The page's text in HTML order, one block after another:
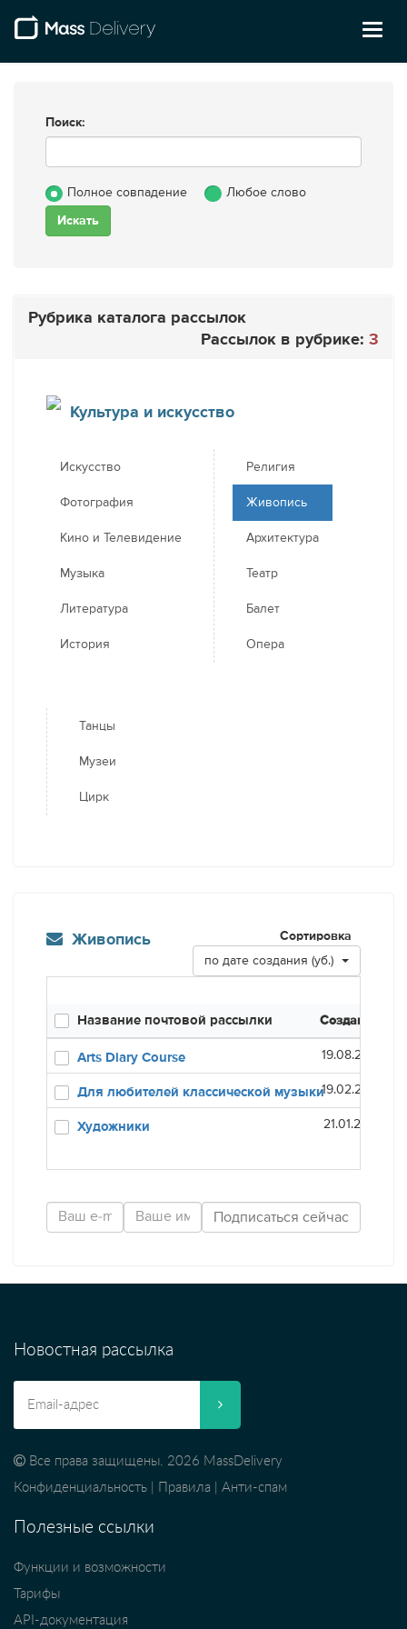
Поиск:
Полное совпадение Любое слово
Рубрика каталога рассылок
Рассылок в рубрике: 3
Культура и искусство
Искусство
Фотография
Кино и Телевидение
Музыка
Литература
История
Религия
Живопись
Архитектура
Театр
Балет
Опера
Танцы
Музеи
Цирк
Живопись
Сортировка
по дате создания (уб.)
Название почтовой рассылки Создана
Arts Diary Course 19.08.20
Для любителей классической музыки19.02.20
Художники 21.01.20
Новостная рассылка
Все права защищены. 2026 MassDelivery
Конфиденциальность
Правила Анти-спам
Полезные ссылки
Функции и возможности
Тарифы
API-документация